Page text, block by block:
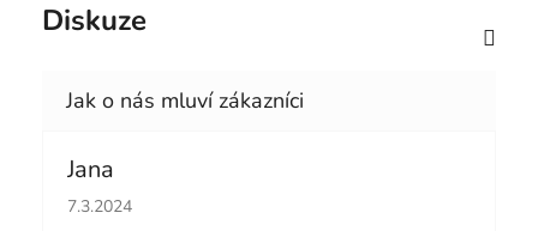
Diskuze
Jana
Hodnocení obchodu je 5 z 5 hvězdiček.
7.3.2024